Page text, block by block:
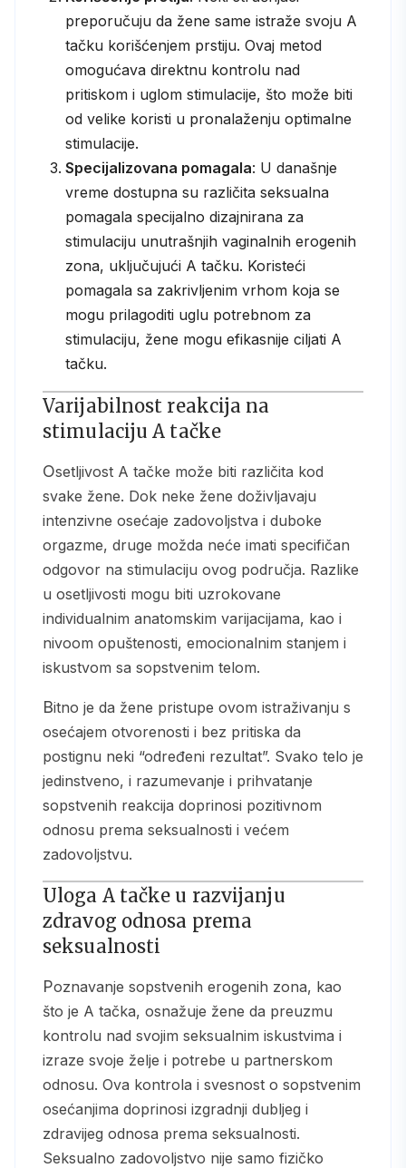
preporučuju da žene same istraže svoju A
tačku korišćenjem prstiju. Ovaj metod
omogućava direktnu kontrolu nad
pritiskom i uglom stimulacije, što može biti
od velike koristi u pronalaženju optimalne
stimulacije.
Specijalizovana pomagala: U današnje
vreme dostupna su različita seksualna
pomagala specijalno dizajnirana za
stimulaciju unutrašnjih vaginalnih erogenih
zona, uključujući A tačku. Koristeći
pomagala sa zakrivljenim vrhom koja se
mogu prilagoditi uglu potrebnom za
stimulaciju, žene mogu efikasnije ciljati A
tačku.
Varijabilnost reakcija na
stimulaciju A tačke
Osetljivost A tačke može biti različita kod
svake žene. Dok neke žene doživljavaju
intenzivne osećaje zadovoljstva i duboke
orgazme, druge možda neće imati specifičan
odgovor na stimulaciju ovog područja. Razlike
u osetljivosti mogu biti uzrokovane
individualnim anatomskim varijacijama, kao i
nivoom opuštenosti, emocionalnim stanjem i
iskustvom sa sopstvenim telom.
Bitno je da žene pristupe ovom istraživanju s
osećajem otvorenosti i bez pritiska da
postignu neki “određeni rezultat”. Svako telo je
jedinstveno, i razumevanje i prihvatanje
sopstvenih reakcija doprinosi pozitivnom
odnosu prema seksualnosti i većem
zadovoljstvu.
Uloga A tačke u razvijanju
zdravog odnosa prema
seksualnosti
Poznavanje sopstvenih erogenih zona, kao
što je A tačka, osnažuje žene da preuzmu
kontrolu nad svojim seksualnim iskustvima i
izraze svoje želje i potrebe u partnerskom
odnosu. Ova kontrola i svesnost o sopstvenim
osećanjima doprinosi izgradnji dubljeg i
zdravijeg odnosa prema seksualnosti.
Seksualno zadovoljstvo nije samo fizičko